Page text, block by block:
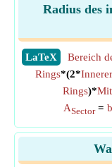
Radius des
​LaTeX Bereich
Rings*(2*
Rings)*
ASector= b